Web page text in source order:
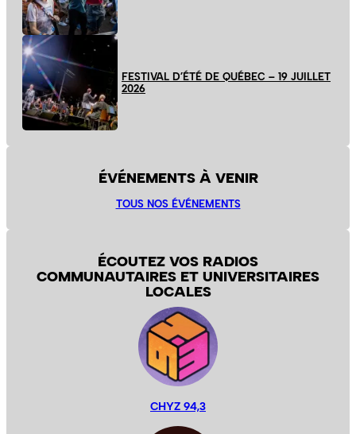
FESTIVAL D’ÉTÉ DE QUÉBEC – 19 JUILLET
2026
ÉVÉNEMENTS À VENIR
TOUS NOS ÉVÉNEMENTS
ÉCOUTEZ VOS RADIOS
COMMUNAUTAIRES ET UNIVERSITAIRES
LOCALES
CHYZ 94,3